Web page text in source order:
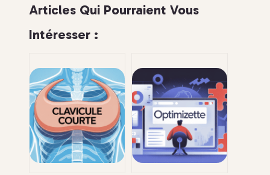
Articles Qui Pourraient Vous
Intéresser :